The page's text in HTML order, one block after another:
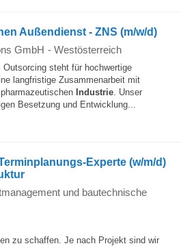
Außendienst - ZNS (m/w/d)
GmbH - Westösterreich
steht für hochwertige
langfristige Zusammenarbeit mit
Industrie. Unser
Besetzung und Entwicklung...
Experte (w/m/d)
und bautechnische
zu schaffen. Je nach Projekt sind wir